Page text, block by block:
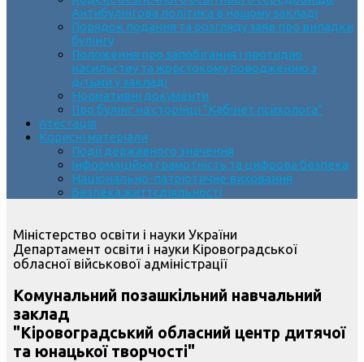
Антибулінгова політика в нашому закладі
Порядок подання та розгляду заяв про випадки
булінгу
Положення про запобігання і протидію
насильству та жорстокому поводженню з
дітьми у закладі
Нормативні документи
Про булінг на сторінці “Кабінет психолога”
Атестація
Корисні матеріали
Події державного значення
Інформаційна грамотність та цифрова безпека
Національно-патріотичне виховання
Безпека життєдіяльності
Міністерство освіти і науки України
Департамент освіти і науки Кіровоградської
обласної військової адміністрації
Комунальний позашкільний навчальний
заклад
"Кіровоградський обласний центр дитячої
та юнацької творчості"